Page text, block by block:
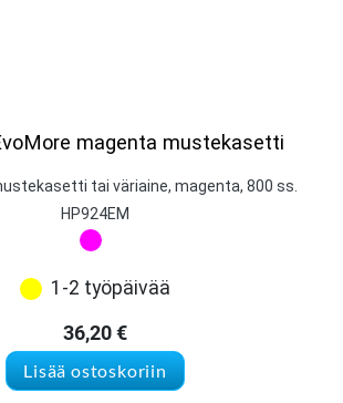
magenta mustekasetti
tai väriaine, magenta, 800 ss.
HP924EM
1-2 työpäivää
36,20€
Lisää ostoskoriin